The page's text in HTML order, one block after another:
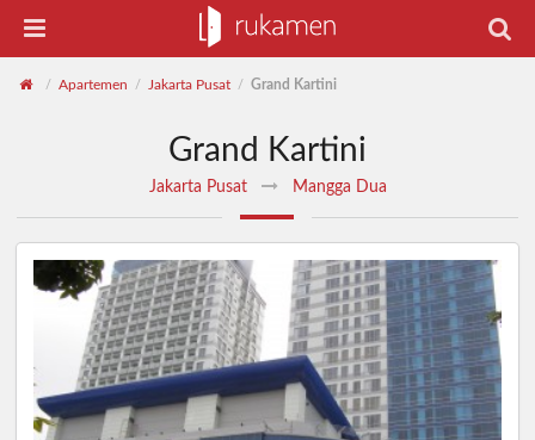
/ Apartemen / Jakarta Pusat / Grand Kartini
Grand Kartini
Jakarta Pusat Mangga Dua